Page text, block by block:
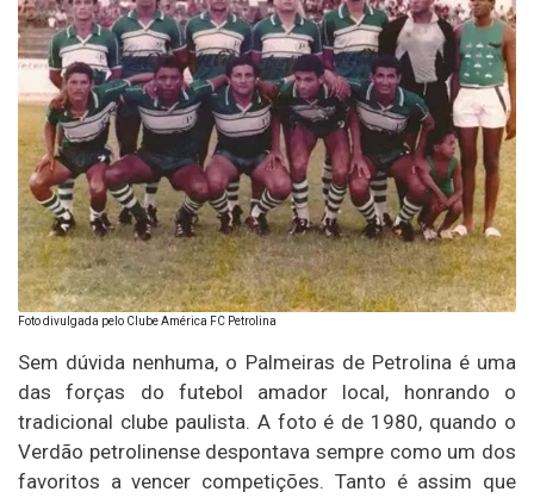
Foto divulgada pelo Clube América FC Petrolina
Sem dúvida nenhuma, o Palmeiras de Petrolina é uma
das forças do futebol amador local, honrando o
tradicional clube paulista. A foto é de 1980, quando o
Verdão petrolinense despontava sempre como um dos
favoritos a vencer competições. Tanto é assim que